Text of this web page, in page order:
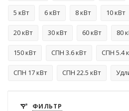
5 кВт 6 кВт 8 кВт 10 кВт
20 кВт 30 кВт 60 кВт 80
150 кВт СПН 3.6 кВт СПН 5.4
СПН 17 кВт СПН 22.5 кВт
ФИЛЬТР